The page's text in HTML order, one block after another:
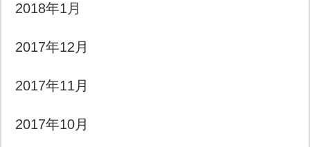
2018年1月
2017年12月
2017年11月
2017年10月